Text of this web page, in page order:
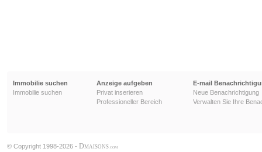
Immobilie suchen
Immobilie suchen
Anzeige aufgeben
Privat inserieren
Professioneller Bereich
E-mail
Neue Benachrichtigung
Verwalten Sie Ihre
© Copyright 1998-2026 - DMAISONS .COM